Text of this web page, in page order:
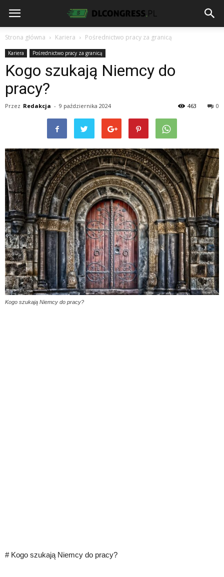
Strona główna Kariera Pośrednictwo pracy za granicą
Kariera Pośrednictwo pracy za granicą
Kogo szukają Niemcy do
pracy?
Przez Redakcja - 9 października 2024 0
463
Kogo szukają Niemcy do pracy?
# Kogo szukają Niemcy do pracy?